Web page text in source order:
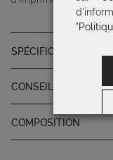
SPÉCIFICATIONS DU
CONSEILS
COMPOSITION
"